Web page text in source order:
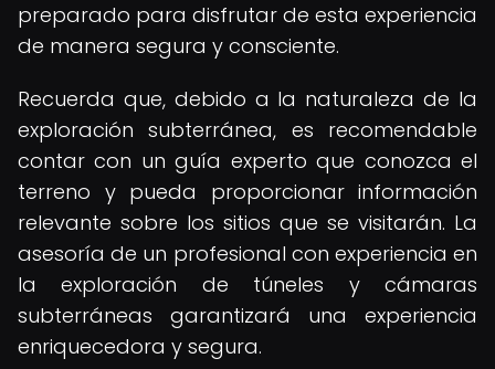
preparado para disfrutar de esta experiencia
de manera segura y consciente.
Recuerda que, debido a la naturaleza de la
exploración subterránea, es recomendable
contar con un guía experto que conozca el
terreno y pueda proporcionar información
relevante sobre los sitios que se visitarán. La
asesoría de un profesional con experiencia en
la exploración de túneles y cámaras
subterráneas garantizará una experiencia
enriquecedora y segura.